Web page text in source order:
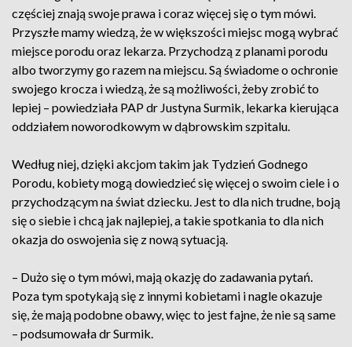
częściej znają swoje prawa i coraz więcej się o tym mówi.
Przyszłe mamy wiedzą, że w większości miejsc mogą wybrać
miejsce porodu oraz lekarza. Przychodzą z planami porodu
albo tworzymy go razem na miejscu. Są świadome o ochronie
swojego krocza i wiedzą, że są możliwości, żeby zrobić to
lepiej – powiedziała PAP dr Justyna Surmik, lekarka kierująca
oddziałem noworodkowym w dąbrowskim szpitalu.
Według niej, dzięki akcjom takim jak Tydzień Godnego
Porodu, kobiety mogą dowiedzieć się więcej o swoim ciele i o
przychodzącym na świat dziecku. Jest to dla nich trudne, boją
się o siebie i chcą jak najlepiej, a takie spotkania to dla nich
okazja do oswojenia się z nową sytuacją.
– Dużo się o tym mówi, mają okazję do zadawania pytań.
Poza tym spotykają się z innymi kobietami i nagle okazuje
się, że mają podobne obawy, więc to jest fajne, że nie są same
– podsumowała dr Surmik.